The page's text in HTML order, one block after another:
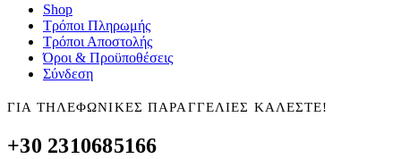
Shop
Τρόποι Πληρωμής
Τρόποι Αποστολής
Όροι & Προϋποθέσεις
Σύνδεση
ΓΙΑ ΤΗΛΕΦΩΝΙΚΕΣ ΠΑΡΑΓΓΕΛΙΕΣ ΚΑΛΕΣΤΕ!
+30 2310685166